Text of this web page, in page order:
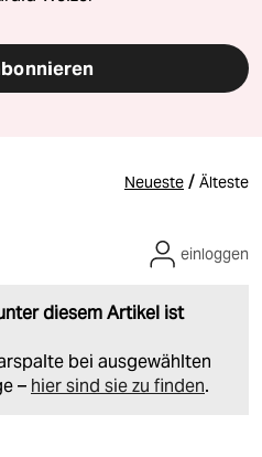
Neueste / Älteste
diesem Artikel ist
bei ausgewählten
– hier sind sie zu finden.
einloggen